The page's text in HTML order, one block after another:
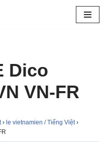
Dico
VN-FR
› le vietnamien / Tiếng Việt ›